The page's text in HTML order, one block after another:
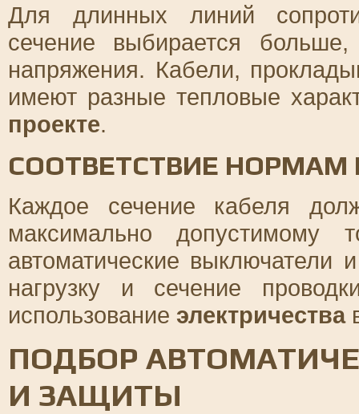
Для длинных линий
сечение выбирается
напряжения. Кабели,
имеют разные тепловые
проекте.
СООТВЕТСТВИЕ НОРМАМ
Каждое сечение кабеля
максимально допустимому
автоматические
нагрузку и сечение
использование электричества
ПОДБОР
И ЗАЩИТЫ